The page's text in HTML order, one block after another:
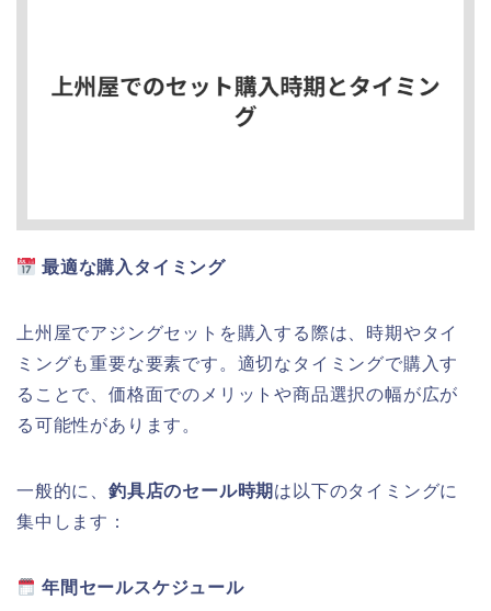
最適な購入タイミング
上州屋でアジングセットを購入する際は、時期やタイ
ミングも重要な要素です。適切なタイミングで購入す
ることで、価格面でのメリットや商品選択の幅が広が
る可能性があります。
一般的に、 釣具店のセール時期 は以下のタイミングに
集中します：
年間セールスケジュール